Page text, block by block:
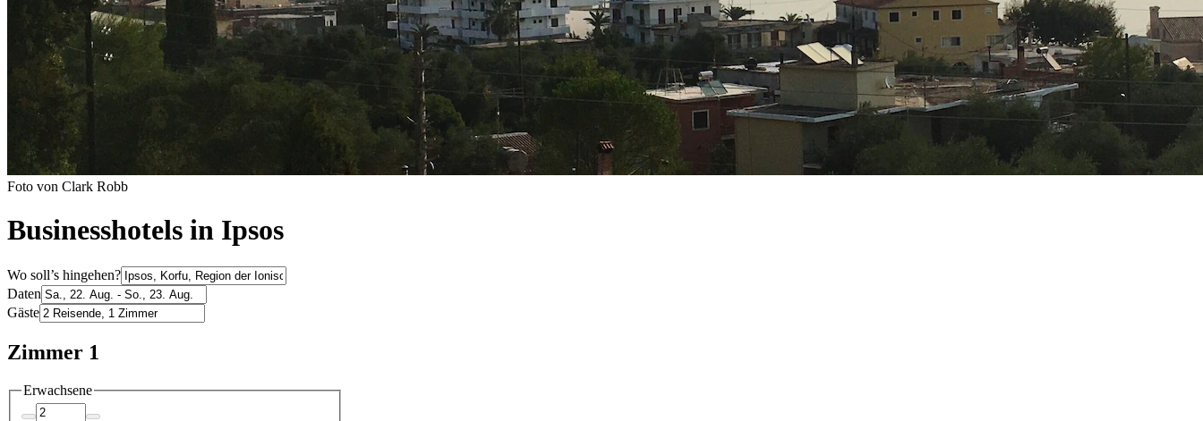
Foto von Clark Robb
Businesshotels in Ipsos
Wo soll’s hingehen?
Daten
Gäste
Zimmer 1
Erwachsene